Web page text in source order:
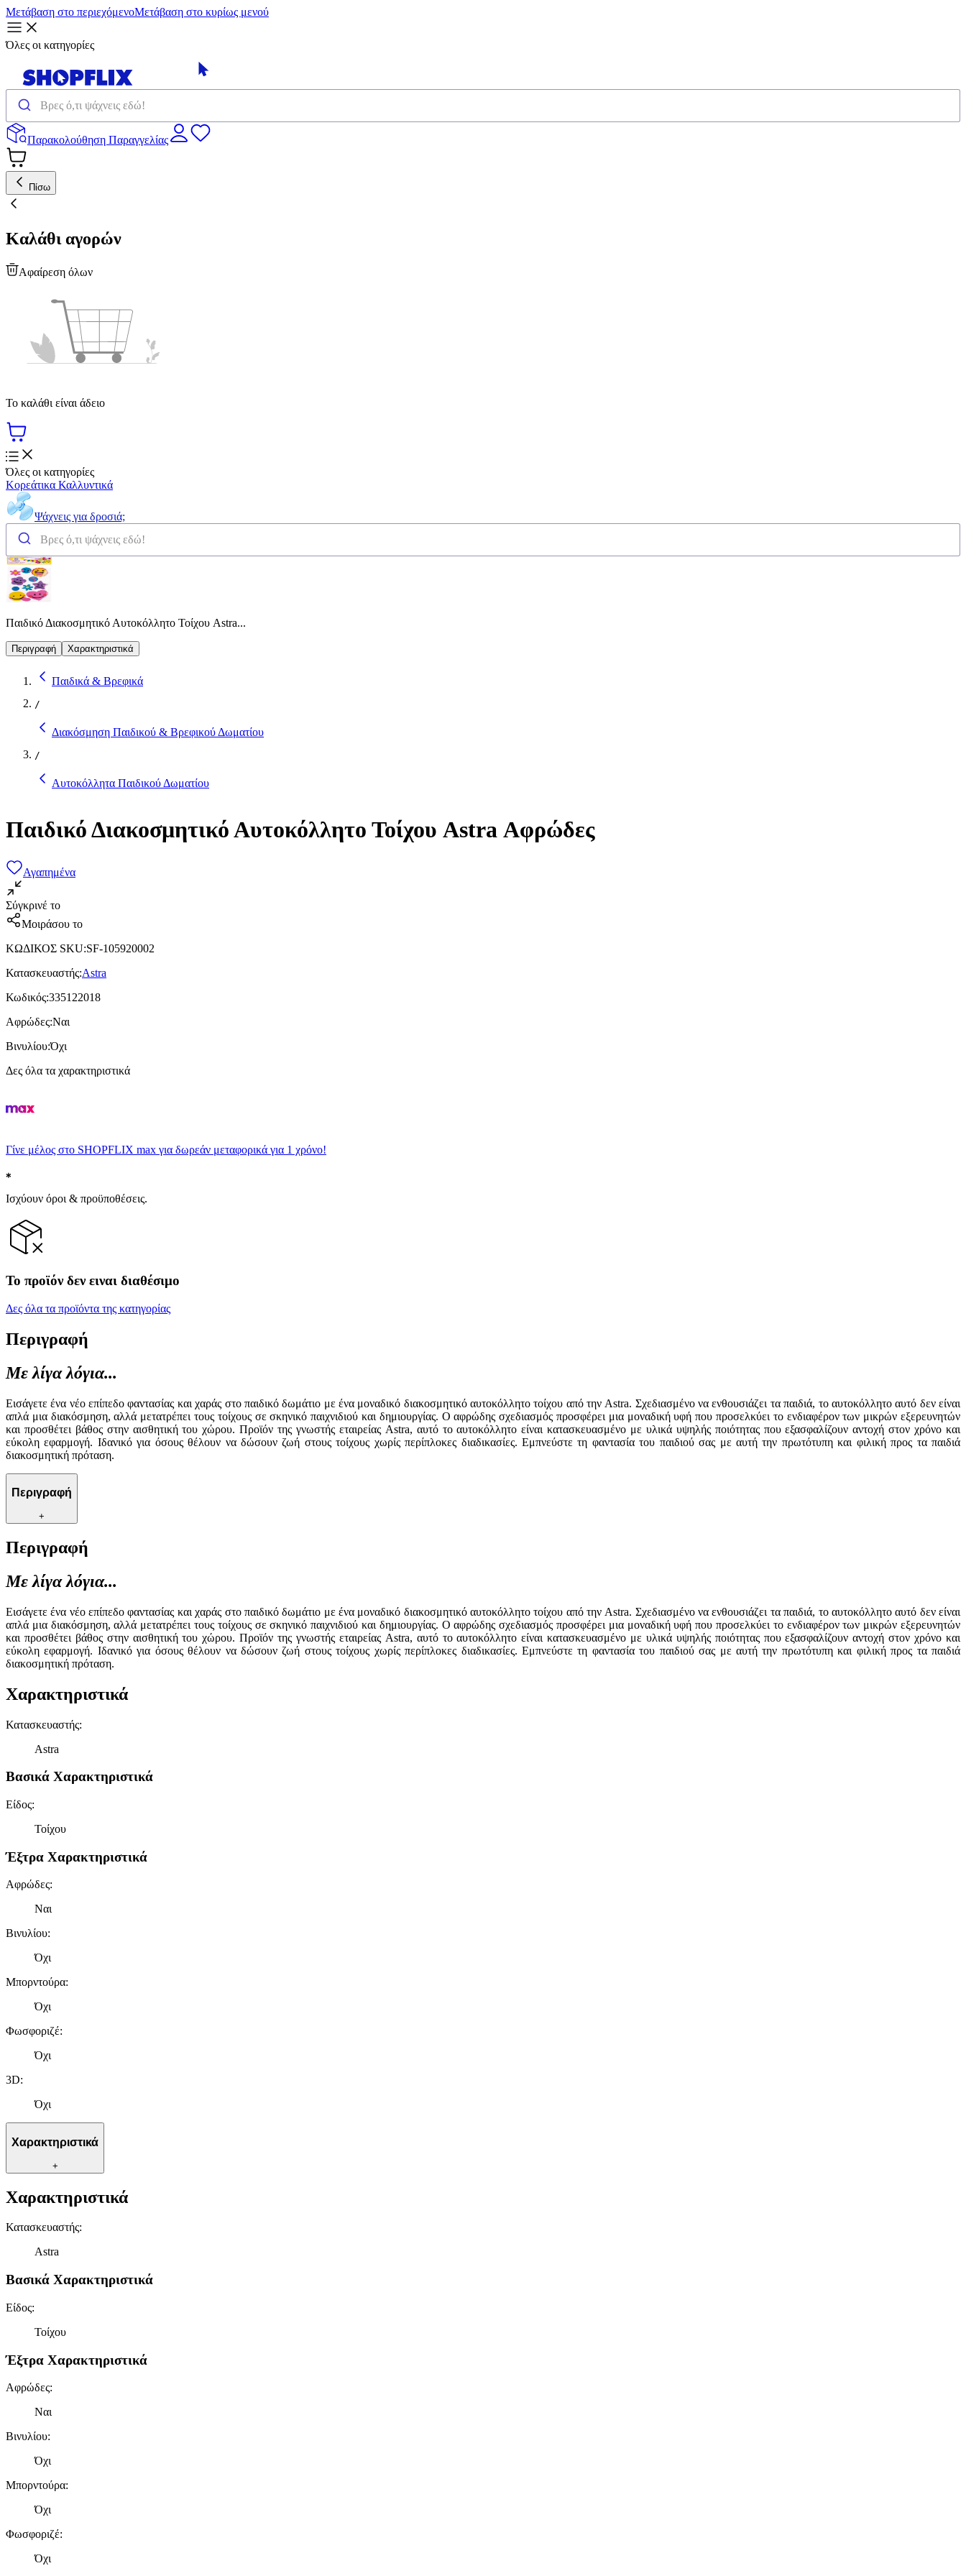
Μετάβαση στο περιεχόμενοΜετάβαση στο κυρίως μενού
Όλες οι κατηγορίες
Παρακολούθηση Παραγγελίας
Πίσω
Καλάθι αγορών
Αφαίρεση όλων
Το καλάθι είναι άδειο
Όλες οι κατηγορίες
Κορεάτικα Καλλυντικά
Ψάχνεις για δροσιά;
Παιδικό Διακοσμητικό Αυτοκόλλητο Τοίχου Astra...
Περιγραφή Χαρακτηριστικά
Παιδικά & Βρεφικά
/
Διακόσμηση Παιδικού & Βρεφικού Δωματίου
/
Αυτοκόλλητα Παιδικού Δωματίου
Παιδικό Διακοσμητικό Αυτοκόλλητο Τοίχου Astra Αφρώδες
Αγαπημένα
Σύγκρινέ το
Μοιράσου το
ΚΩΔΙΚΟΣ SKU:SF-105920002
Κατασκευαστής:Astra
Κωδικός:335122018
Αφρώδες:Ναι
Βινυλίου:Όχι
Δες όλα τα χαρακτηριστικά
Γίνε μέλος στο SHOPFLIX max για δωρεάν μεταφορικά για 1 χρόνο!
Ισχύουν όροι & προϋποθέσεις.
Το προϊόν δεν ειναι διαθέσιμο
Δες όλα τα προϊόντα της κατηγορίας
Περιγραφή
Με λίγα λόγια...
Εισάγετε ένα νέο επίπεδο φαντασίας και χαράς στο παιδικό δωμάτιο με ένα μοναδικό διακοσμητικό αυτοκόλλητο τοίχου από την Astra. Σχεδιασμένο να ενθουσιάζει τα παιδιά, το αυτοκόλλητο αυτό δεν είναι
απλά μια διακόσμηση, αλλά μετατρέπει τους τοίχους σε σκηνικό παιχνιδιού και δημιουργίας. Ο αφρώδης σχεδιασμός προσφέρει μια μοναδική υφή που προσελκύει το ενδιαφέρον των μικρών εξερευνητών
και προσθέτει βάθος στην αισθητική του χώρου. Προϊόν της γνωστής εταιρείας Astra, αυτό το αυτοκόλλητο είναι κατασκευασμένο με υλικά υψηλής ποιότητας που εξασφαλίζουν αντοχή στον χρόνο και
εύκολη εφαρμογή. Ιδανικό για όσους θέλουν να δώσουν ζωή στους τοίχους χωρίς περίπλοκες διαδικασίες. Εμπνεύστε τη φαντασία του παιδιού σας με αυτή την πρωτότυπη και φιλική προς τα παιδιά
διακοσμητική πρόταση.
Περιγραφή
+
Περιγραφή
Με λίγα λόγια...
Εισάγετε ένα νέο επίπεδο φαντασίας και χαράς στο παιδικό δωμάτιο με ένα μοναδικό διακοσμητικό αυτοκόλλητο τοίχου από την Astra. Σχεδιασμένο να ενθουσιάζει τα παιδιά, το αυτοκόλλητο αυτό δεν είναι
απλά μια διακόσμηση, αλλά μετατρέπει τους τοίχους σε σκηνικό παιχνιδιού και δημιουργίας. Ο αφρώδης σχεδιασμός προσφέρει μια μοναδική υφή που προσελκύει το ενδιαφέρον των μικρών εξερευνητών
και προσθέτει βάθος στην αισθητική του χώρου. Προϊόν της γνωστής εταιρείας Astra, αυτό το αυτοκόλλητο είναι κατασκευασμένο με υλικά υψηλής ποιότητας που εξασφαλίζουν αντοχή στον χρόνο και
εύκολη εφαρμογή. Ιδανικό για όσους θέλουν να δώσουν ζωή στους τοίχους χωρίς περίπλοκες διαδικασίες. Εμπνεύστε τη φαντασία του παιδιού σας με αυτή την πρωτότυπη και φιλική προς τα παιδιά
διακοσμητική πρόταση.
Χαρακτηριστικά
Κατασκευαστής:
Astra
Βασικά Χαρακτηριστικά
Είδος:
Τοίχου
Έξτρα Χαρακτηριστικά
Αφρώδες:
Ναι
Βινυλίου:
Όχι
Μπορντούρα:
Όχι
Φωσφοριζέ:
Όχι
3D:
Όχι
Χαρακτηριστικά
+
Χαρακτηριστικά
Κατασκευαστής:
Astra
Βασικά Χαρακτηριστικά
Είδος:
Τοίχου
Έξτρα Χαρακτηριστικά
Αφρώδες:
Ναι
Βινυλίου:
Όχι
Μπορντούρα:
Όχι
Φωσφοριζέ:
Όχι